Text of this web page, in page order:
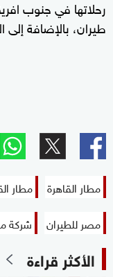
طيران، بالإضافة إلى
مطار القاهرة مطار
مصر للطيران
شركة
الأكثر قراءة